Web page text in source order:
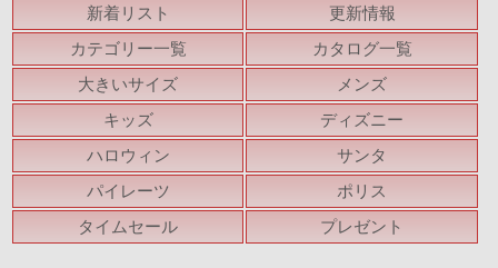
新着リスト
更新情報
カテゴリー一覧
カタログ一覧
大きいサイズ
メンズ
キッズ
ディズニー
ハロウィン
サンタ
パイレーツ
ポリス
タイムセール
プレゼント